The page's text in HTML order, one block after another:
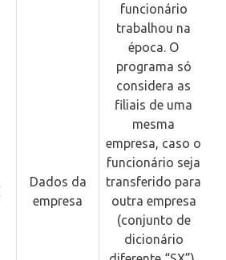
Dados da
empresa
funcionário
trabalhou na
época. O
programa só
considera as
filiais de uma
mesma
empresa, caso o
funcionário seja
transferido para
outra empresa
(conjunto de
dicionário